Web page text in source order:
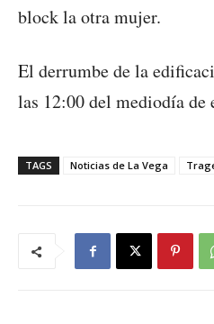
block la otra mujer.
El derrumbe de la
las 12:00 del mediodía de
TAGS Noticias de La Vega